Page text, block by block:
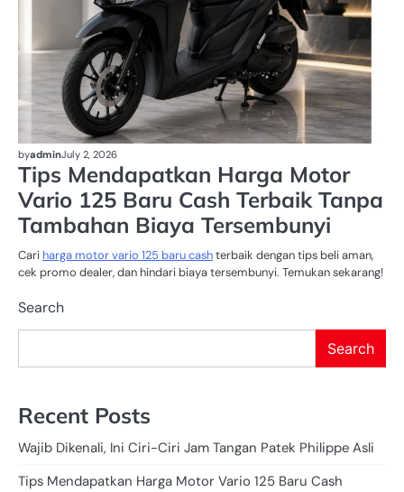
byadminJuly 2, 2026
Tips Mendapatkan Harga Motor
Vario 125 Baru Cash Terbaik Tanpa
Tambahan Biaya Tersembunyi
Cari harga motor vario 125 baru cashterbaik dengan tips beli aman,
cek promo dealer, dan hindari biaya tersembunyi. Temukan sekarang!
Search
Search
Recent Posts
Wajib Dikenali, Ini Ciri-Ciri Jam Tangan Patek Philippe Asli
Tips Mendapatkan Harga Motor Vario 125 Baru Cash